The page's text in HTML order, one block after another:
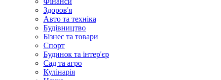
Здоров'я
Авто та техніка
Будівництво
Бізнес та товари
Спорт
Будинок та інтер'єр
Сад та агро
Кулінарія